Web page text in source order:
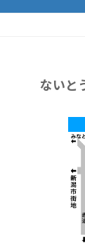
ないと